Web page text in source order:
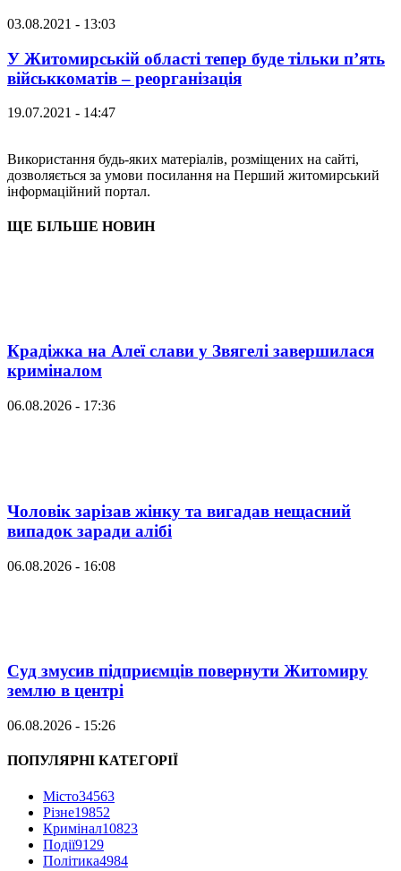
03.08.2021 - 13:03
У Житомирській області тепер буде тільки п’ять
військкоматів – реорганізація
19.07.2021 - 14:47
Використання будь-яких матеріалів, розміщених на сайті,
дозволяється за умови посилання на Перший житомирський
інформаційний портал.
ЩЕ БІЛЬШЕ НОВИН
Крадіжка на Алеї слави у Звягелі завершилася
криміналом
06.08.2026 - 17:36
Чоловік зарізав жінку та вигадав нещасний
випадок заради алібі
06.08.2026 - 16:08
Суд змусив підприємців повернути Житомиру
землю в центрі
06.08.2026 - 15:26
ПОПУЛЯРНІ КАТЕГОРІЇ
Місто34563
Різне19852
Кримінал10823
Події9129
Політика4984